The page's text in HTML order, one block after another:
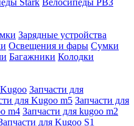
Stark Велосипеды РВЗ
Зарядные устройства
Освещения и фары Сумки
Багажники Колодки
Запчасти для
для Kugoo m5 Запчасти для
m4 Запчасти для kugoo m2
для Kugoo S1